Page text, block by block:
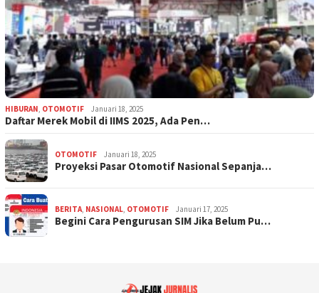
HIBURAN, OTOMOTIF Januari 18, 2025
Daftar Merek Mobil di IIMS 2025, Ada Pen…
OTOMOTIF Januari 18, 2025
Proyeksi Pasar Otomotif Nasional Sepanja…
BERITA, NASIONAL, OTOMOTIF Januari 17, 2025
Begini Cara Pengurusan SIM Jika Belum Pu…